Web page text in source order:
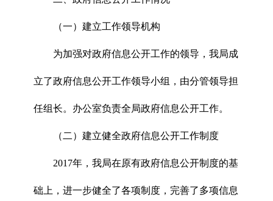
（一）建立工作领导机构
为加强对政府信息公开工作的领导，我局成
立了政府信息公开工作领导小组，由分管领导担
任组长。办公室负责全局政府信息公开工作。
（二）建立健全政府信息公开工作制度
2017年，我局在原有政府信息公开制度的基
础上，进一步健全了各项制度，完善了多项信息